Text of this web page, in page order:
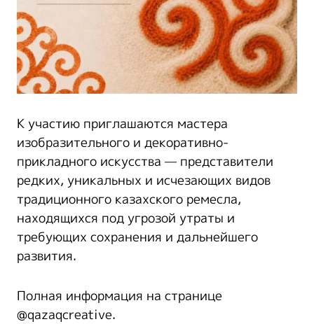
К участию приглашаются мастера
изобразительного и декоративно-
прикладного искусства — представители
редких, уникальных и исчезающих видов
традиционного казахского ремесла,
находящихся под угрозой утраты и
требующих сохранения и дальнейшего
развития.
Полная информация на странице
@qazaqcreative.